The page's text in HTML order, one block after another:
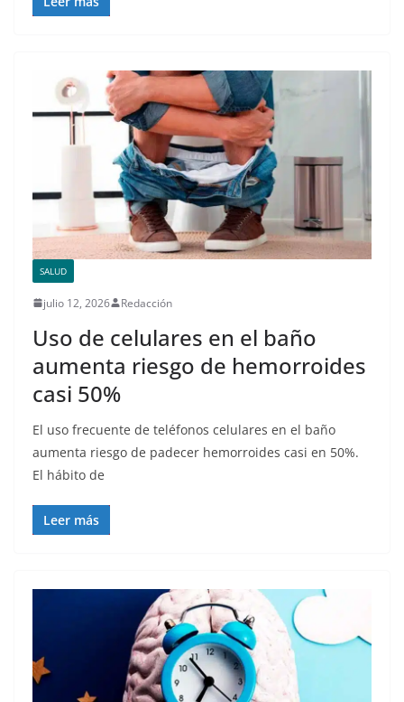
SALUD
julio 12, 2026 Redacción
Uso de celulares en el baño
aumenta riesgo de hemorroides
casi 50%
El uso frecuente de teléfonos celulares en el baño
aumenta riesgo de padecer hemorroides casi en 50%.
El hábito de
Leer más